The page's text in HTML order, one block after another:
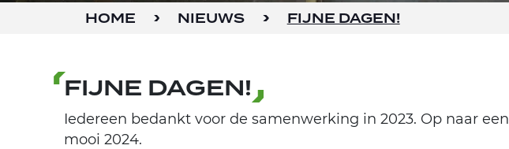
HOME NIEUWS FIJNE DAGEN!
FIJNE DAGEN!
Iedereen bedankt voor de samenwerking in 2023. Op naar een
mooi 2024.